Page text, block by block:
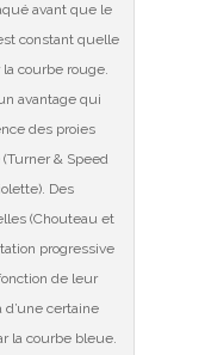
avant que le
constant quelle
courbe rouge.
avantage qui
des proies
& Speed
Des
(Chouteau et
progressive
de leur
certaine
la courbe bleue.